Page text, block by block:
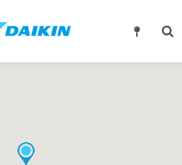
Slå
til/